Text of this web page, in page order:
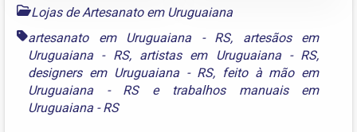
Lojas de Artesanato em Uruguaiana
artesanato em Uruguaiana - RS, artesãos em
Uruguaiana - RS, artistas em Uruguaiana - RS,
designers em Uruguaiana - RS, feito à mão em
Uruguaiana - RSe
trabalhos manuais em
Uruguaiana - RS